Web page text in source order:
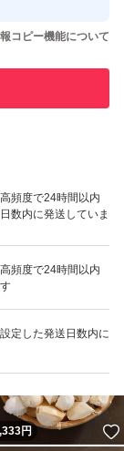
績があります
ります
頻度で24時間以内
数内に発送していま
頻度で24時間以内
定した発送日数内に
コピー機能について
ね！
いね！
円